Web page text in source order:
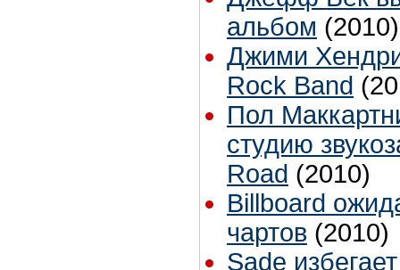
альбом (2010)
Джими
Rock Band
Пол
студию
Road (2010)
Billboard
чартов (2010)
Sade